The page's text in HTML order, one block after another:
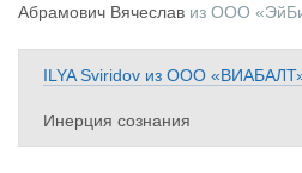
Абрамович Вячеслав из ООО
ILYA Sviridov из ООО
Инерция сознания